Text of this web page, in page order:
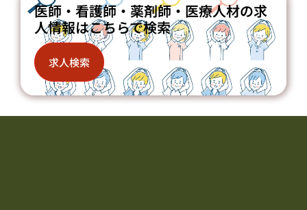
医師・看護師・薬剤師・医療人材の求
人情報はこちらで検索
求人検索